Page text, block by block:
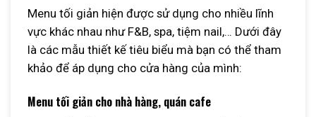
Menu tối giản hiện được sử dụng cho nhiều lĩnh
vực khác nhau như F&B, spa, tiệm nail,… Dưới đây
là các mẫu thiết kế tiêu biểu mà bạn có thể tham
khảo để áp dụng cho cửa hàng của mình:
Menu tối giản cho nhà hàng, quán cafe